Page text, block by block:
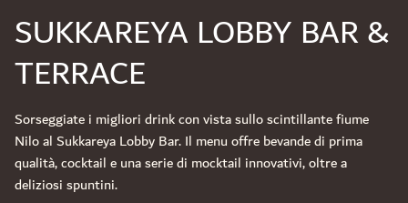
SUKKAREYA LOBBY BAR &
TERRACE
Sorseggiate i migliori drink con vista sullo scintillante fiume
Nilo al Sukkareya Lobby Bar. Il menu offre bevande di prima
qualità, cocktail e una serie di mocktail innovativi, oltre a
deliziosi spuntini.